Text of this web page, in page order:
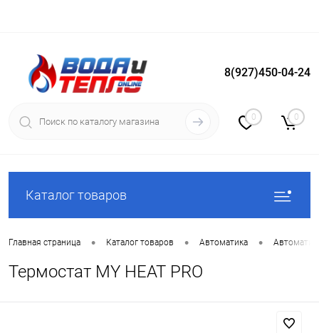
Вход Регистрация
8(927)450-04-24
0 0
Каталог товаров
Главная страница • Каталог товаров • Автоматика •
Термостат MY HEAT PRO